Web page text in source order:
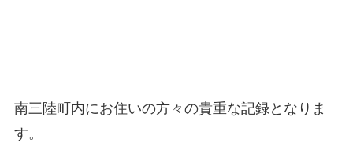
南三陸町内にお住いの方々の貴重な記録となりま
す。